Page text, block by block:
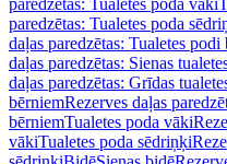
paredzētas: Tualetes poda vāki
paredzētas: Tualetes poda
daļas paredzētas: Tualetes podi
daļas paredzētas: Sienas
daļas paredzētas: Grīdas
bērniemRezerves daļas
bērniemTualetes poda vāki
vākiTualetes poda sēdriņķi